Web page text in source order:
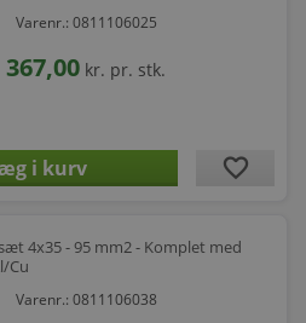
Varenr.: 0811106025
367,00 kr. pr. stk.
favorite
4x35 - 95 mm2 - Komplet med
Cu
Varenr.: 0811106038